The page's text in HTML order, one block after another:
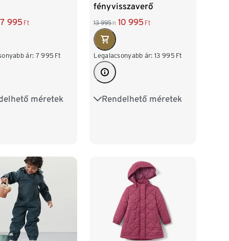
7 995 Ft
ár: 7 995 Ft
méretek
86/92
fényvisszaverő
elemekkel
13 995 Ft 10 995 Ft
Legalacsonyabb ár: 13 995 Ft
Rendelhető méretek
86/92 98/104